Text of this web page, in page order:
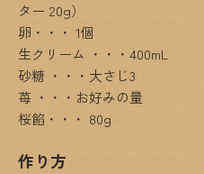
ター 20g）
卵・・・ 1個
生クリーム ・・・400mL
砂糖 ・・・大さじ3
苺 ・・・お好みの量
桜餡・・・ 80g
作り方